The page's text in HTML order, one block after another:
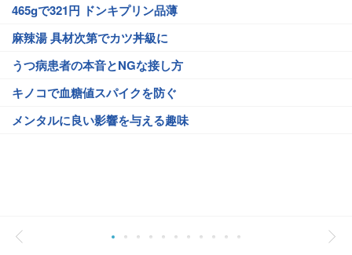
465gで321円 ドンキプリン品薄
麻辣湯 具材次第でカツ丼級に
うつ病患者の本音とNGな接し方
キノコで血糖値スパイクを防ぐ
メンタルに良い影響を与える趣味